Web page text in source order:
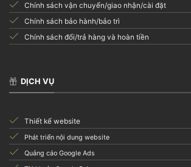
Chính sách vận chuyển/giao nhận/cài đặt
Chính sách bảo hành/bảo trì
Chính sách đổi/trả hàng và hoàn tiền
DỊCH VỤ
Thiết kế website
Phát triển nội dung website
Quảng cáo Google Ads